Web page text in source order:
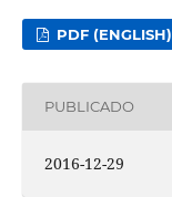
PDF (ENGLISH)
PUBLICADO
2016-12-29